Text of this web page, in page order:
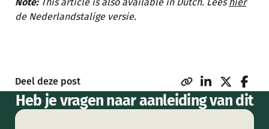
Note:This article is also available in Dutch. Leeshier
de Nederlandstalige versie.
Deel deze post
Heb je vragen naar aanleiding van dit